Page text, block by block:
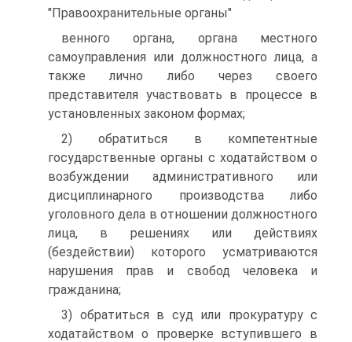
"Правоохранительные органы"
венного органа, органа местного
самоуправления или должностного лица, а
также лично либо через своего
представителя участвовать в процессе в
установленных законом формах;
2) обратиться в компетентные
государственные органы с ходатайством о
возбуждении административного или
дисциплинарного производства либо
уголовного дела в отношении должностного
лица, в решениях или действиях
(бездействии) которого усматриваются
нарушения прав и свобод человека и
гражданина;
3) обратиться в суд или прокуратуру с
ходатайством о проверке вступившего в